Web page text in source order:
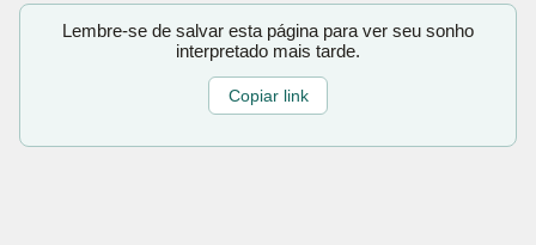
Lembre-se de salvar esta página para ver seu sonho
interpretado mais tarde.
Copiar link